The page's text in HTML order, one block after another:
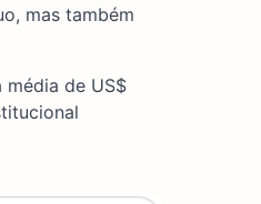
mas também
de US$